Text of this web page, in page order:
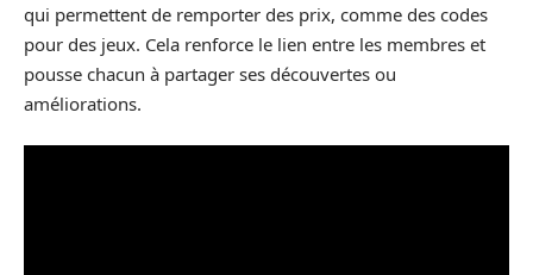
qui permettent de remporter des prix, comme des codes
pour des jeux. Cela renforce le lien entre les membres et
pousse chacun à partager ses découvertes ou
améliorations.